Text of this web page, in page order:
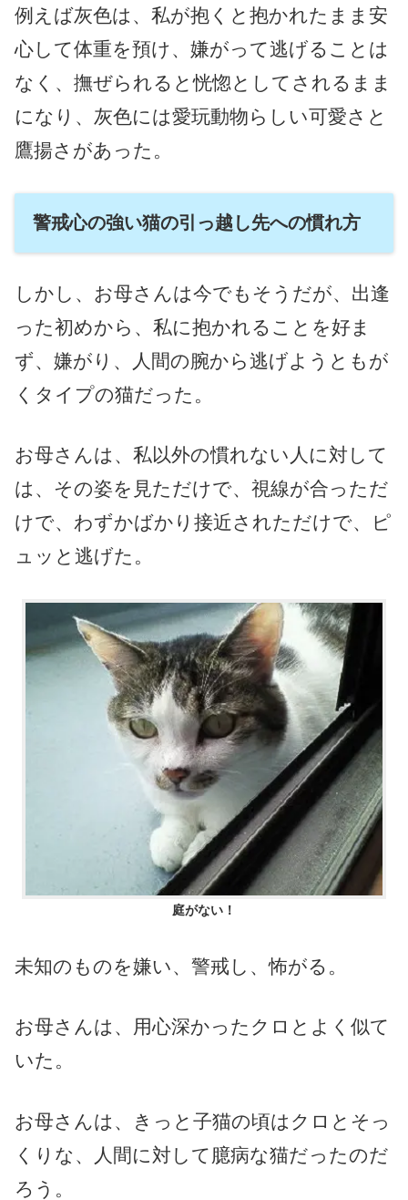
例えば灰色は、私が抱くと抱かれたまま安
心して体重を預け、嫌がって逃げることは
なく、撫ぜられると恍惚としてされるまま
になり、灰色には愛玩動物らしい可愛さと
鷹揚さがあった。
警戒心の強い猫の引っ越し先への慣れ方
しかし、お母さんは今でもそうだが、出逢
った初めから、私に抱かれることを好ま
ず、嫌がり、人間の腕から逃げようともが
くタイプの猫だった。
お母さんは、私以外の慣れない人に対して
は、その姿を見ただけで、視線が合っただ
けで、わずかばかり接近されただけで、ピ
ュッと逃げた。
庭がない！
未知のものを嫌い、警戒し、怖がる。
お母さんは、用心深かったクロとよく似て
いた。
お母さんは、きっと子猫の頃はクロとそっ
くりな、人間に対して臆病な猫だったのだ
ろう。